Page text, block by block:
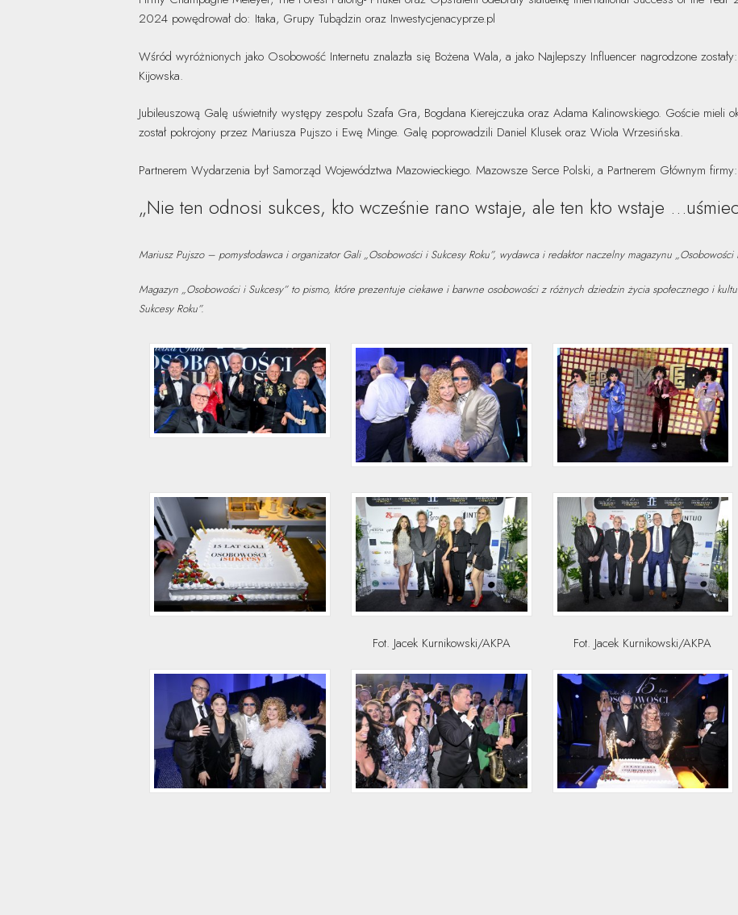
2024 powędrował do: Itaka, Grupy Tubądzin oraz Inwestycjenacyprze.pl
Wśród wyróżnionych jako Osobowość Internetu znalazła się Bożena Wala, a jako Najlepszy Influencer nagrodzone
Kijowska.
Jubileuszową Galę uświetniły występy zespołu Szafa Gra, Bogdana Kierejczuka oraz Adama Kalinowskiego. Goście mieli
został pokrojony przez Mariusza Pujszo i Ewę Minge. Galę poprowadzili Daniel Klusek oraz Wiola Wrzesińska.
Partnerem Wydarzenia był Samorząd Województwa Mazowieckiego. Mazowsze Serce Polski, a Partnerem Głównym
„Nie ten odnosi sukces, kto wcześnie rano wstaje, ale ten kto wstaje
Mariusz Pujszo – pomysłodawca i organizator Gali „Osobowości i Sukcesy Roku”, wydawca i redaktor naczelny magazynu „Osobowości
Magazyn „Osobowości i Sukcesy” to pismo, które prezentuje ciekawe i barwne osobowości z różnych dziedzin życia społecznego i
Sukcesy Roku”.
Fot. Jacek Kurnikowski/AKPA Fot. Jacek Kurnikowski/AKPA